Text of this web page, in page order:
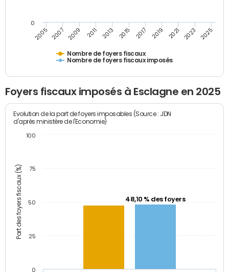
Nombre de foyers fiscaux
Nombre de foyers fiscaux imposés
2005 2007 2009 2011 2013 2015 2017 2019 2021 2023 2025
0
Foyers fiscaux imposés à Esclagne en 2025
Part des foyers fiscaux (%)
Evolution de la part de foyers imposables (Source : JDN
d'après ministère de l'Economie)
48,10 % des foyers
0
25
50
75
100